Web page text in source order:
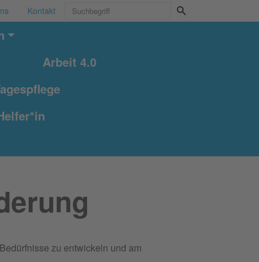
Kontakt
Arbeit 4.0
zu entwickeln und am